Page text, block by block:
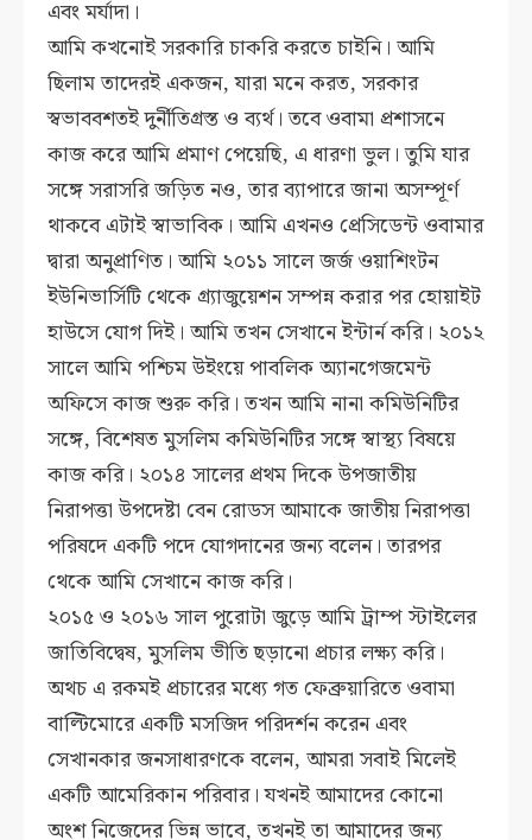
এবং মর্যাদা।
আমি কখনোই সরকারি চাকরি করতে চাইনি। আমি
ছিলাম তাদেরই একজন, যারা মনে করত, সরকার
স্বভাববশতই দুর্নীতিগ্রস্ত ও ব্যর্থ। তবে ওবামা প্রশাসনে
কাজ করে আমি প্রমাণ পেয়েছি, এ ধারণা ভুল। তুমি যার
সঙ্গে সরাসরি জড়িত নও, তার ব্যাপারে জানা অসম্পূর্ণ
থাকবে এটাই স্বাভাবিক। আমি এখনও প্রেসিডেন্ট ওবামার
দ্বারা অনুপ্রাণিত। আমি ২০১১ সালে জর্জ ওয়াশিংটন
ইউনিভার্সিটি থেকে গ্র্যাজুয়েশন সম্পন্ন করার পর হোয়াইট
হাউসে যোগ দিই। আমি তখন সেখানে ইন্টার্ন করি। ২০১২
সালে আমি পশ্চিম উইংয়ে পাবলিক অ্যানগেজমেন্ট
অফিসে কাজ শুরু করি। তখন আমি নানা কমিউনিটির
সঙ্গে, বিশেষত মুসলিম কমিউনিটির সঙ্গে স্বাস্থ্য বিষয়ে
কাজ করি। ২০১৪ সালের প্রথম দিকে উপজাতীয়
নিরাপত্তা উপদেষ্টা বেন রোডস আমাকে জাতীয় নিরাপত্তা
পরিষদে একটি পদে যোগদানের জন্য বলেন। তারপর
থেকে আমি সেখানে কাজ করি।
২০১৫ ও ২০১৬ সাল পুরোটা জুড়ে আমি ট্রাম্প স্টাইলের
জাতিবিদ্বেষ, মুসলিম ভীতি ছড়ানো প্রচার লক্ষ্য করি।
অথচ এ রকমই প্রচারের মধ্যে গত ফেব্রুয়ারিতে ওবামা
বাল্টিমোরে একটি মসজিদ পরিদর্শন করেন এবং
সেখানকার জনসাধারণকে বলেন, আমরা সবাই মিলেই
একটি আমেরিকান পরিবার। যখনই আমাদের কোনো
অংশ নিজেদের ভিন্ন ভাবে, তখনই তা আমাদের জন্য